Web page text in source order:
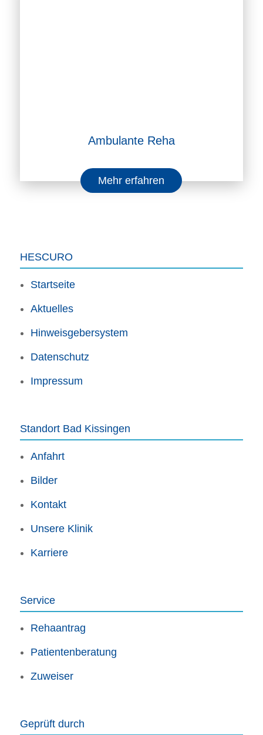
Ambulante Reha
Mehr erfahren
HESCURO
Startseite
Aktuelles
Hinweisgebersystem
Datenschutz
Impressum
Standort Bad Kissingen
Anfahrt
Bilder
Kontakt
Unsere Klinik
Karriere
Service
Rehaantrag
Patientenberatung
Zuweiser
Geprüft durch